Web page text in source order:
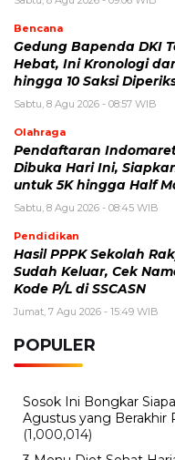
Bencana
Gedung Bapenda DKI
Hebat, Ini Kronologi
hingga 10 Saksi
Sabtu, 8 Agu 2026 - 08:57 WIB
Olahraga
Pendaftaran Indomaret
Dibuka Hari Ini,
untuk 5K hingga Half
Sabtu, 8 Agu 2026 - 08:45 WIB
Pendidikan
Hasil PPPK Sekolah
Sudah Keluar, Cek
Kode P/L di SSCASN
Jumat, 7 Agu 2026 - 15:49 WIB
POPULER
Sosok Ini Bongkar
Agustus yang Berakhir
(1,000,014)